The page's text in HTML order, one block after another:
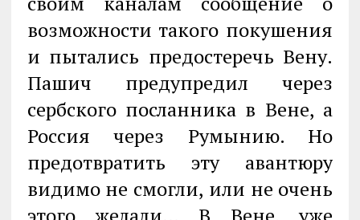
возможности такого покушения
и пытались предостеречь Вену.
Пашич предупредил через
сербского посланника в Вене, а
Россия через Румынию. Но
предотвратить эту авантюру
видимо не смогли, или не очень